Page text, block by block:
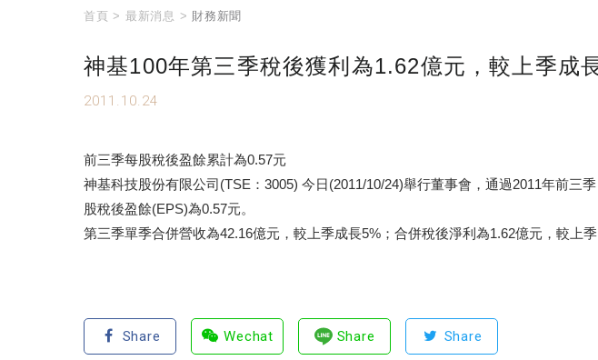
首頁 > 最新消息 > 財務新聞
神基100年第三季稅後獲利為1.62億元，較上季成
2011.10.24
前三季每股稅後盈餘累計為0.57元
神基科技股份有限公司(TSE：3005) 今日(2011/10/24)舉行董事會，通過2011年前
股稅後盈餘(EPS)為0.57元。
第三季單季合併營收為42.16億元，較上季成長5%；合併稅後淨利為1.62億元，較上
Share Wechat Share Share